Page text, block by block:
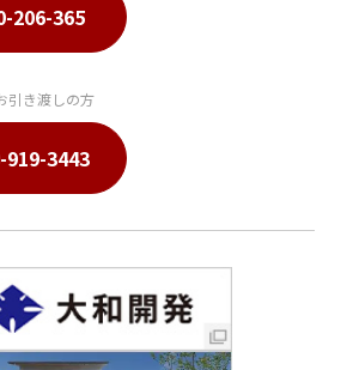
206-365
引き渡しの方
3443